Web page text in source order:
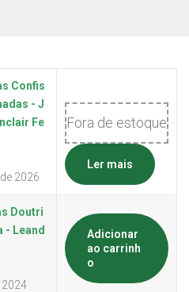
Confis
- J
Fe
2026
Fora de estoque
Ler mais
Doutri
- Leand
2024
Adicionar
ao carrinh
o